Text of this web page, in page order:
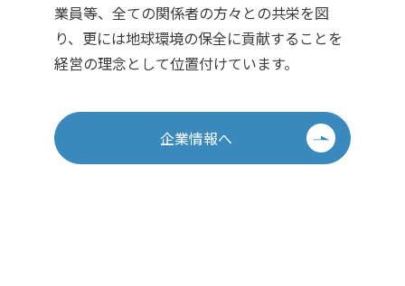
業員等、全ての関係者の方々との共栄を図
り、更には地球環境の保全に貢献することを
経営の理念として位置付けています。
企業情報へ